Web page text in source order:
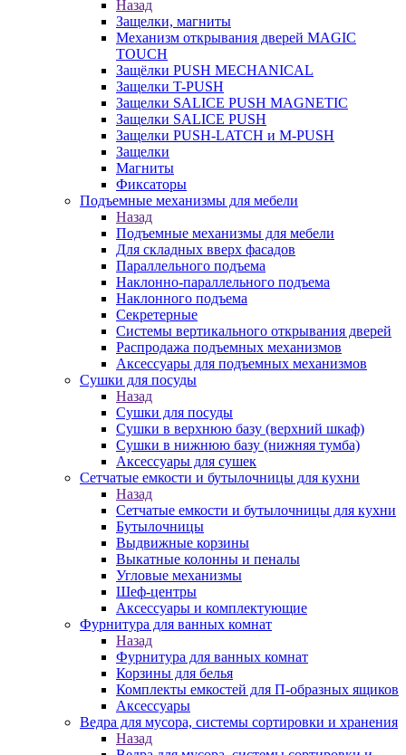
Назад
Защелки, магниты
Механизм открывания дверей MAGIC
TOUCH
Защёлки PUSH MECHANICAL
Защелки T-PUSH
Защелки SALICE PUSH MAGNETIC
Защелки SALICE PUSH
Защелки PUSH-LATCH и M-PUSH
Защелки
Магниты
Фиксаторы
Подъемные механизмы для мебели
Назад
Подъемные механизмы для мебели
Для складных вверх фасадов
Параллельного подъема
Наклонно-параллельного подъема
Наклонного подъема
Секретерные
Системы вертикального открывания дверей
Распродажа подъемных механизмов
Аксессуары для подъемных механизмов
Сушки для посуды
Назад
Сушки для посуды
Сушки в верхнюю базу (верхний шкаф)
Сушки в нижнюю базу (нижняя тумба)
Аксессуары для сушек
Сетчатые емкости и бутылочницы для кухни
Назад
Сетчатые емкости и бутылочницы для кухни
Бутылочницы
Выдвижные корзины
Выкатные колонны и пеналы
Угловые механизмы
Шеф-центры
Аксессуары и комплектующие
Фурнитура для ванных комнат
Назад
Фурнитура для ванных комнат
Корзины для белья
Комплекты емкостей для П-образных ящиков
Аксессуары
Ведра для мусора, системы сортировки и хранения
Назад